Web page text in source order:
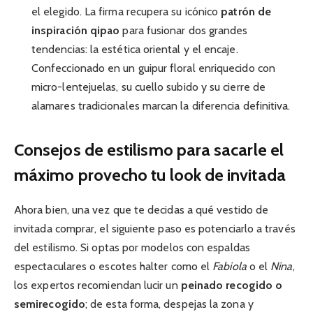
el elegido. La firma recupera su icónico patrón de
inspiración qipao para fusionar dos grandes
tendencias: la estética oriental y el encaje.
Confeccionado en un guipur floral enriquecido con
micro-lentejuelas, su cuello subido y su cierre de
alamares tradicionales marcan la diferencia definitiva.
Consejos de estilismo para sacarle el
máximo provecho tu look de invitada
Ahora bien, una vez que te decidas a qué vestido de
invitada comprar, el siguiente paso es potenciarlo a través
del estilismo. Si optas por modelos con espaldas
espectaculares o escotes halter como el Fabiolao el Nina,
los expertos recomiendan lucir un peinado recogido o
semirecogido; de esta forma, despejas la zona y